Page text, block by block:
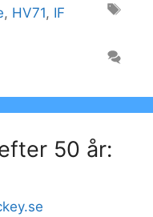
, HV71, IF
50 år: